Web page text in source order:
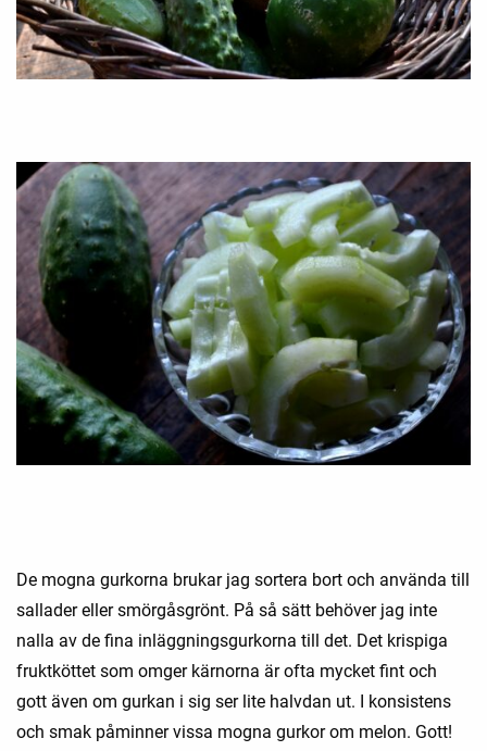
De mogna gurkorna brukar jag sortera bort och använda till
sallader eller smörgåsgrönt. På så sätt behöver jag inte
nalla av de fina inläggningsgurkorna till det. Det krispiga
fruktköttet som omger kärnorna är ofta mycket fint och
gott även om gurkan i sig ser lite halvdan ut. I konsistens
och smak påminner vissa mogna gurkor om melon. Gott!